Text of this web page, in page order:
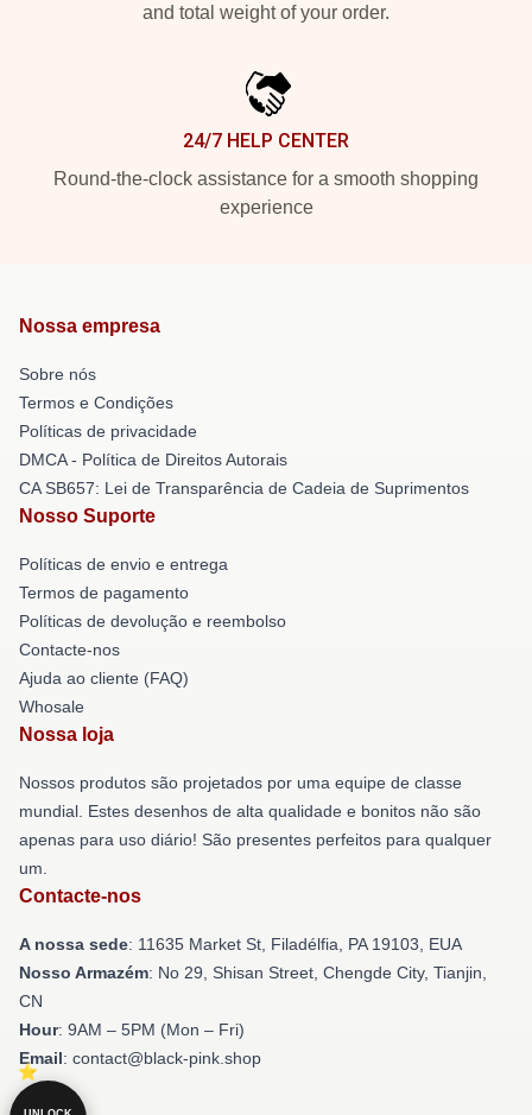
and total weight of your order.
24/7 HELP CENTER
Round-the-clock assistance for a smooth shopping
experience
Nossa empresa
Sobre nós
Termos e Condições
Políticas de privacidade
DMCA - Política de Direitos Autorais
CA SB657: Lei de Transparência de Cadeia de Suprimentos
Nosso Suporte
Políticas de envio e entrega
Termos de pagamento
Políticas de devolução e reembolso
Contacte-nos
Ajuda ao cliente (FAQ)
Whosale
Nossa loja
Nossos produtos são projetados por uma equipe de classe
mundial. Estes desenhos de alta qualidade e bonitos não são
apenas para uso diário! São presentes perfeitos para qualquer
um.
Contacte-nos
A nossa sede: 11635 Market St, Filadélfia, PA 19103, EUA
Nosso Armazém: No 29, Shisan Street, Chengde City, Tianjin,
CN
Hour: 9AM – 5PM (Mon – Fri)
Email: contact@black-pink.shop